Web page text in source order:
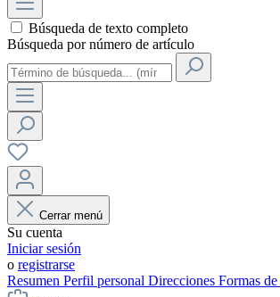
Búsqueda de texto completo
Búsqueda por número de artículo
Cerrar menú
Su cuenta
Iniciar sesión
o registrarse
Resumen Perfil personal Direcciones Formas